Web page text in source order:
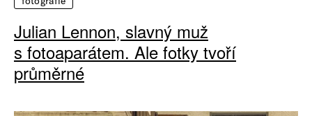
Julian Lennon, slavný muž
s fotoaparátem. Ale fotky tvoří
průměrné